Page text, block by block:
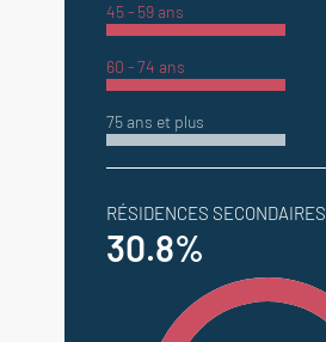
45 - 59 ans
60 - 74 ans
75 ans et plus
RÉSIDENCES SECONDAIRES
30.8%